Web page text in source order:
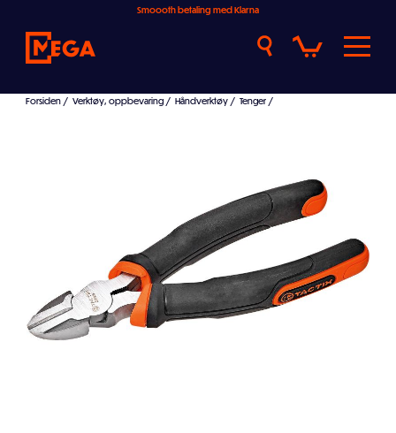
Smoooth betaling med Klarna
Forsiden / Verktøy, oppbevaring / Håndverktøy / Tenger /